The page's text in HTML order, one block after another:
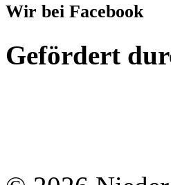
Wir bei Facebook
Gefördert